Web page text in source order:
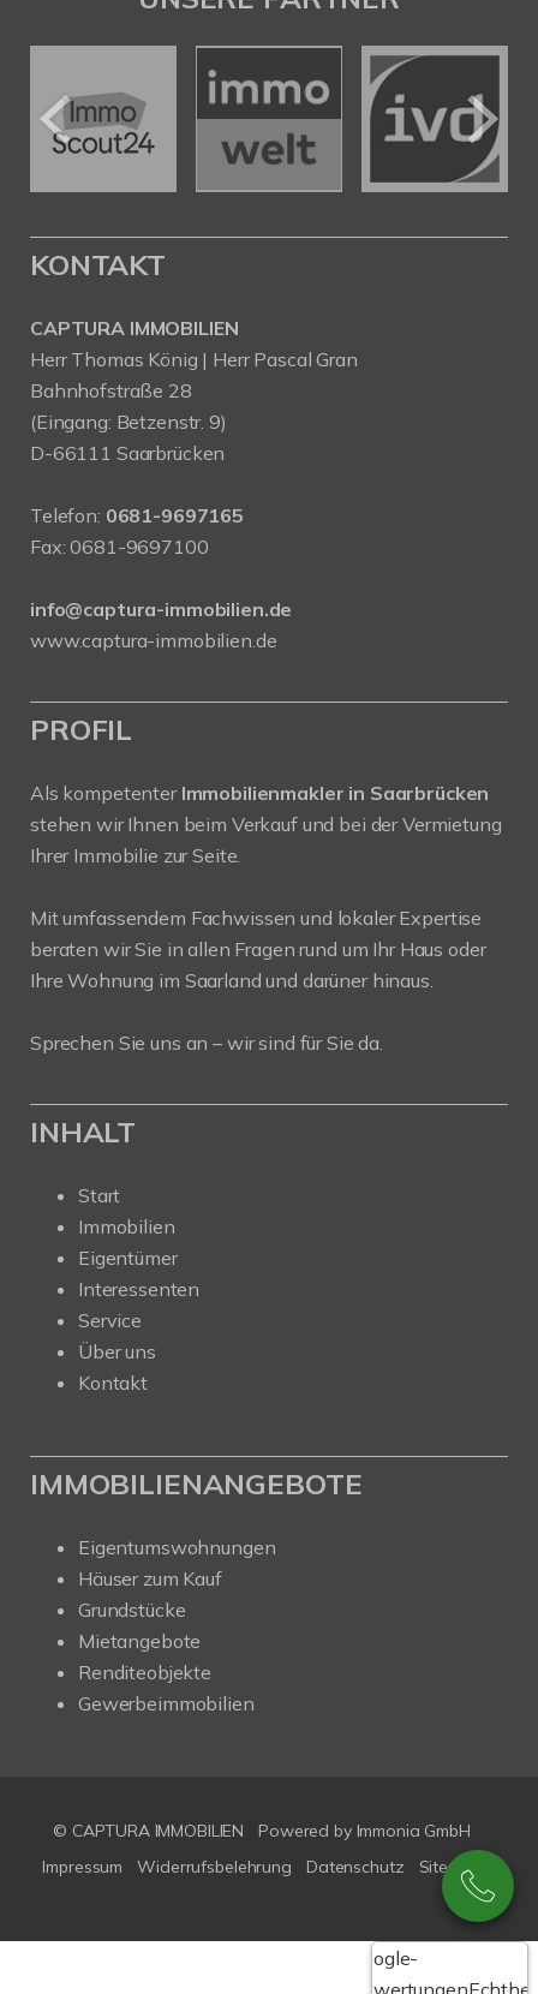
KONTAKT
CAPTURA IMMOBILIEN
Herr Thomas König | Herr Pascal Gran
Bahnhofstraße 28
(Eingang: Betzenstr. 9)
D-66111 Saarbrücken
Telefon: 0681-9697165
Fax: 0681-9697100
info@captura-immobilien.de
www.captura-immobilien.de
PROFIL
Als kompetenter Immobilienmakler in Saarbrücken
stehen wir Ihnen beim Verkauf und bei der Vermietung
Ihrer Immobilie zur Seite.
Mit umfassendem Fachwissen und lokaler Expertise
beraten wir Sie in allen Fragen rund um Ihr Haus oder
Ihre Wohnung im Saarland und darüner hinaus.
Sprechen Sie uns an – wir sind für Sie da.
INHALT
Start
Immobilien
Eigentümer
Interessenten
Service
Über uns
Kontakt
IMMOBILIENANGEBOTE
Eigentumswohnungen
Häuser zum Kauf
Grundstücke
Mietangebote
Renditeobjekte
Gewerbeimmobilien
© CAPTURA IMMOBILIEN
Powered by Immonia GmbH
Impressum
Widerrufsbelehrung Datenschutz Sitemap
Google-
Bewertungen